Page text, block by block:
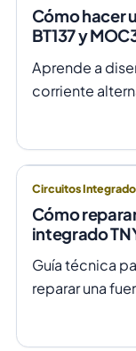
Cómo hacer
BT137 y
Aprende a
corriente
Circuitos
Cómo
integrado
Guía técnica
reparar una